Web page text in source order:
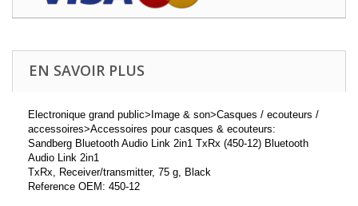
EN SAVOIR PLUS
Electronique grand public>Image & son>Casques / ecouteurs /
accessoires>Accessoires pour casques & ecouteurs:
Sandberg Bluetooth Audio Link 2in1 TxRx (450-12) Bluetooth
Audio Link 2in1
TxRx, Receiver/transmitter, 75 g, Black
Reference OEM: 450-12